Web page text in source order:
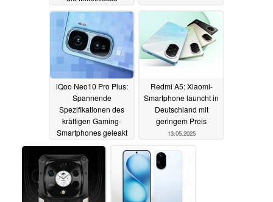
14.05.2025
iQoo Neo10 Pro Plus:
Spannende
Spezifikationen des
kräftigen Gaming-
Smartphones geleakt
13.05.2025
Redmi A5: Xiaomi-
Smartphone launcht in
Deutschland mit
geringem Preis
13.05.2025